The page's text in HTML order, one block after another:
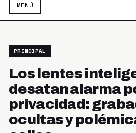
MENÚ
PRINCIPAL
Los lentes
desatan alarma
privacidad:
ocultas y